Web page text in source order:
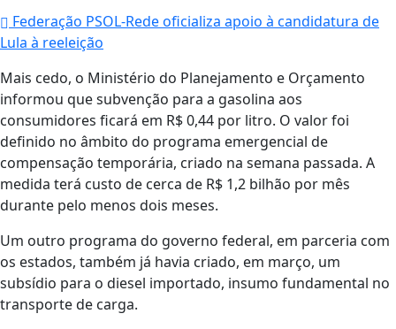
Federação PSOL-Rede oficializa apoio à candidatura de
Lula à reeleição
Mais cedo, o Ministério do Planejamento e Orçamento
informou que subvenção para a gasolina aos
consumidores ficará em R$ 0,44 por litro. O valor foi
definido no âmbito do programa emergencial de
compensação temporária, criado na semana passada. A
medida terá custo de cerca de R$ 1,2 bilhão por mês
durante pelo menos dois meses.
Um outro programa do governo federal, em parceria com
os estados, também já havia criado, em março, um
subsídio para o diesel importado, insumo fundamental no
transporte de carga.